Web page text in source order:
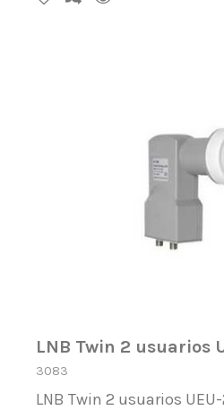
LNB Twin 2 usuarios
3083
LNB Twin 2 usuarios UEU-